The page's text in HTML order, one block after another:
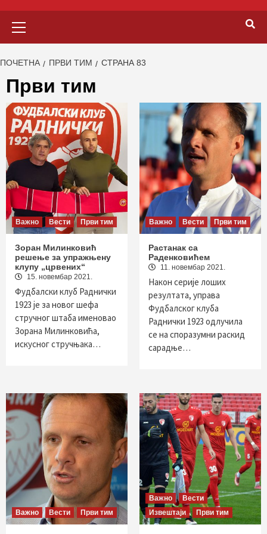
ПОЧЕТНА ПРВИ ТИМ СТРАНА 83
Први тим
Важно Вести Први тим
Зоран Милинковић
решење за упражњену
клупу „црвених“
15. новембар 2021.
Фудбалски клуб Раднички
1923 је за новог шефа
стручног штаба именовао
Зорана Милинковића,
искусног стручњака…
Важно Вести Први тим
Растанак са
Раденковићем
11. новембар 2021.
Након серије лоших
резултата, управа
Фудбалског клуба
Раднички 1923 одлучила
се на споразумни раскид
сарадње…
Важно Вести Први тим
Важно
Вести
Извештаји
Први тим